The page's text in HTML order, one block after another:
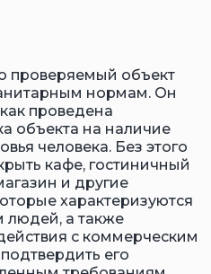
и сооружений
проверяемый объект
нормам. Он
проведена
объекта на наличие
человека. Без этого
кафе, гостиничный
и другие
характеризуются
людей, а также
с коммерческим
его